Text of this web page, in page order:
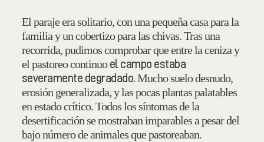
El paraje era solitario, con una pequeña casa para la
familia y un cobertizo para las chivas. Tras una
recorrida, pudimos comprobar que entre la ceniza y
el pastoreo continuo el campo estaba
severamente degradado.Mucho suelo desnudo,
erosión generalizada, y las pocas plantas palatables
en estado crítico. Todos los síntomas de la
desertificación se mostraban imparables a pesar del
bajo número de animales que pastoreaban.